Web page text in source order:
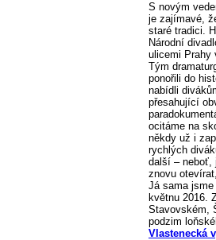
S novým
je zajímavé,
staré tradici.
Národní
ulicemi Prahy
Tým
ponořili do
nabídli
přesahující
ocitáme na
někdy už i
rychlých
další – neboť,
znovu
Já sama
květnu 2016.
Stavovském,
podzim
Vlastenecká